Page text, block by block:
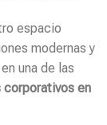
espacio
modernas y
una de las
corporativos en